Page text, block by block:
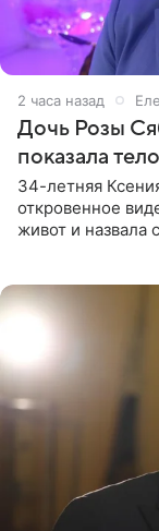
2 часа назад
Дочь Розы
показала
34-летняя
откровенное
живот и назвала